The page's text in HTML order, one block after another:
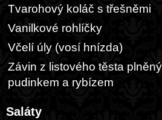
Tvarohový koláč s třešněmi
Vanilkové rohlíčky
Včelí úly (vosí hnízda)
Závin z listového těsta
pudinkem a rybízem
Saláty